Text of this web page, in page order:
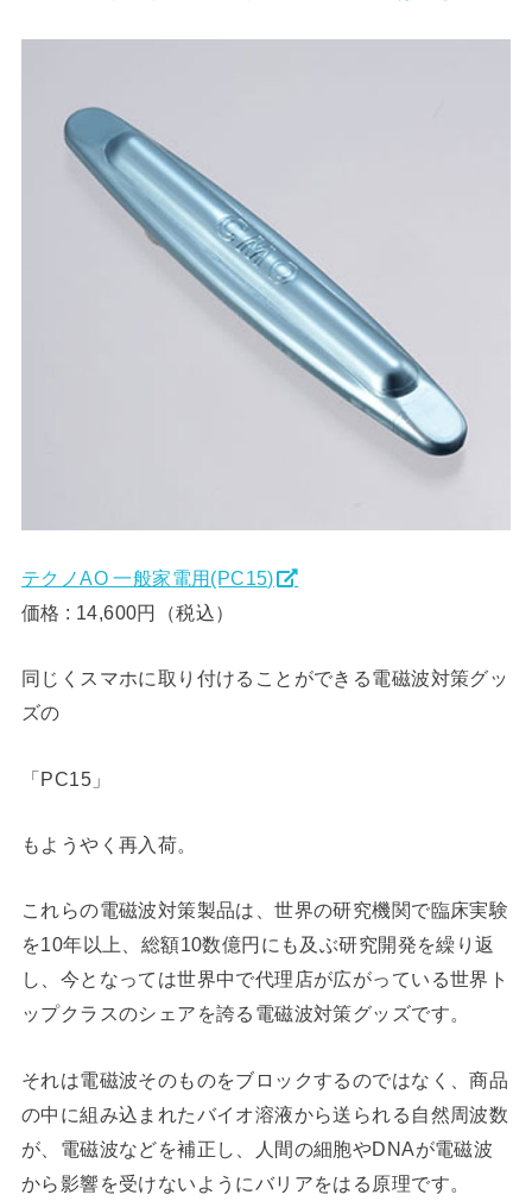
テクノAO 一般家電用(PC15)
価格 : 14,600円（税込）
同じくスマホに取り付けることができる電磁波対策グッ
ズの
「PC15」
もようやく再入荷。
これらの電磁波対策製品は、世界の研究機関で臨床実験
を10年以上、総額10数億円にも及ぶ研究開発を繰り返
し、今となっては世界中で代理店が広がっている世界ト
ップクラスのシェアを誇る電磁波対策グッズです。
それは電磁波そのものをブロックするのではなく、商品
の中に組み込まれたバイオ溶液から送られる自然周波数
が、電磁波などを補正し、人間の細胞やDNAが電磁波
から影響を受けないようにバリアをはる原理です。